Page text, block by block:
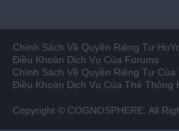
Chính Sách Về Quyền Riêng Tư
Điều Khoản Dịch Vụ Của Forums
Chính Sách Về Quyền Riêng Tư Của
Điều Khoản Dịch Vụ Của Thẻ Thông
Copyright © COGNOSPHERE. All